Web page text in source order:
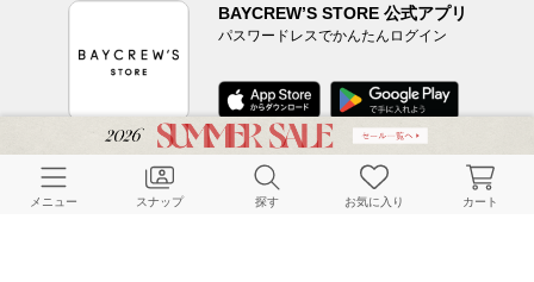
BAYCREW’S STORE 公式アプリ
パスワードレスでかんたんログイン
CUSTOMER SERVICE
メニュー スナップ 探す お気に入り カート